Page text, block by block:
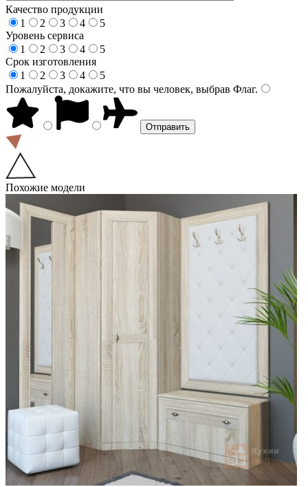
Качество продукции
1
2 3 4
5
Уровень сервиса
1
2 3 4
5
Срок изготовления
1
2 3 4
5
Пожалуйста, докажите, что вы человек, выбрав Флаг.
Похожие модели